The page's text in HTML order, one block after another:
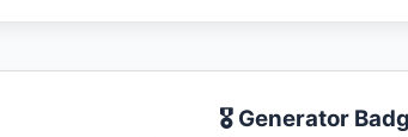
🎖️ Generator